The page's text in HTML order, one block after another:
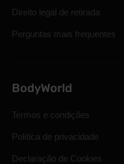
Direito legal de retirada
Perguntas mais frequentes
BodyWorld
Termos e condições
Política de privacidade
Declaração de Cookies